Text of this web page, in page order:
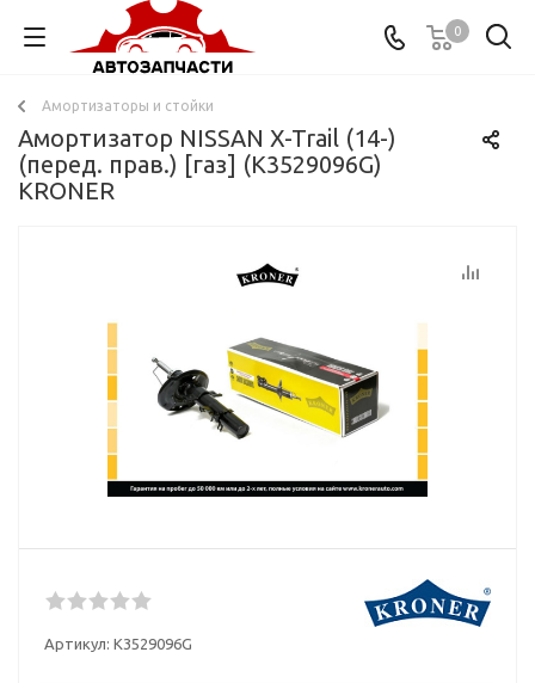
0
Амортизаторы и стойки
Амортизатор NISSAN X-Trail (14-)
(перед. прав.) [газ] (K3529096G)
KRONER
Артикул: K3529096G